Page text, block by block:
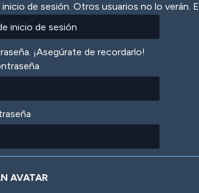
de sesión. Otros usuarios no lo verán.
¡Asegúrate de recordarlo!
AVATAR